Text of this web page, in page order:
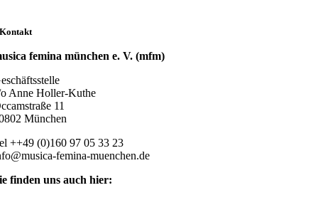
Kontakt
femina münchen e. V. (mfm)
Anne Holler-Kuthe
11
München
++49 (0)160 97 05 33 23
femina-muenchen.de
finden uns auch hier: